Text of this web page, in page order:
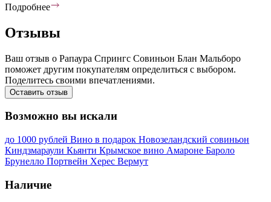
Подробнее
Отзывы
Ваш отзыв о Рапаура Спрингс Совиньон Блан Мальборо
поможет другим покупателям определиться с выбором.
Поделитесь своими впечатлениями.
Оставить отзыв
Возможно вы искали
до 1000 рублей Вино в подарок Новозеландский совиньон
Киндзмараули Кьянти Крымское вино Амароне Бароло
Брунелло Портвейн Херес Вермут
Наличие